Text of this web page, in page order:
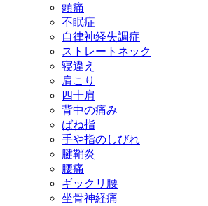
頭痛
不眠症
自律神経失調症
ストレートネック
寝違え
肩こり
四十肩
背中の痛み
ばね指
手や指のしびれ
腱鞘炎
腰痛
ギックリ腰
坐骨神経痛